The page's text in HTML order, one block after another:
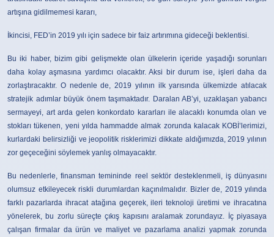
artışına gidilmemesi kararı,
İkincisi, FED’in 2019 yılı için sadece bir faiz artırımına gideceği beklentisi.
Bu iki haber, bizim gibi gelişmekte olan ülkelerin içeride yaşadığı sorunları
daha kolay aşmasına yardımcı olacaktır. Aksi bir durum ise, işleri daha da
zorlaştıracaktır. O nedenle de, 2019 yılının ilk yarısında ülkemizde atılacak
stratejik adımlar büyük önem taşımaktadır. Daralan AB’yi, uzaklaşan yabancı
sermayeyi, art arda gelen konkordato kararları ile alacaklı konumda olan ve
stokları tükenen, yeni yılda hammadde almak zorunda kalacak KOBİ’lerimizi,
kurlardaki belirsizliği ve jeopolitik risklerimizi dikkate aldığımızda, 2019 yılının
zor geçeceğini söylemek yanlış olmayacaktır.
Bu nedenlerle, finansman temininde reel sektör desteklenmeli, iş dünyasını
olumsuz etkileyecek riskli durumlardan kaçınılmalıdır. Bizler de, 2019 yılında
farklı pazarlarda ihracat atağına geçerek, ileri teknoloji üretimi ve ihracatına
yönelerek, bu zorlu süreçte çıkış kapısını aralamak zorundayız. İç piyasaya
çalışan firmalar da ürün ve maliyet ve pazarlama analizi yapmak zorunda